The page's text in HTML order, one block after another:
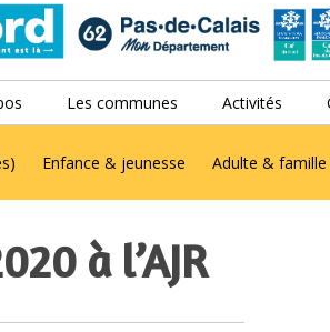
Les communes Activités
Enfance & jeunesse Adulte & famille
à l’AJR